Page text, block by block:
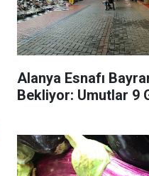
Alanya Esnafı
Bekliyor: Umutlar 9